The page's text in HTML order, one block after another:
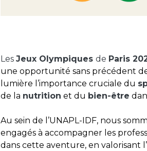
Les Jeux Olympiques de Paris
une opportunité sans précédent
lumière l’importance cruciale du
de la nutrition et du bien-être
Au sein de l’UNAPL-IDF, nous
engagés à accompagner les
dans cette aventure, en valorisant